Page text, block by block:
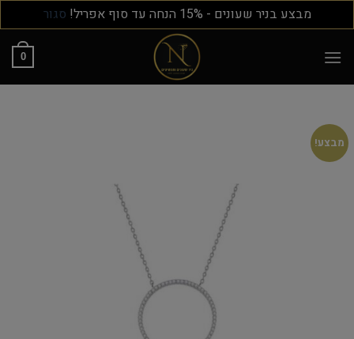
מבצע בניר שעונים - 15% הנחה עד סוף אפריל! סגור
0
מבצע!